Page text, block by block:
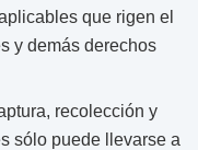
que rigen el
y demás derechos
recolección y
sólo puede llevarse a